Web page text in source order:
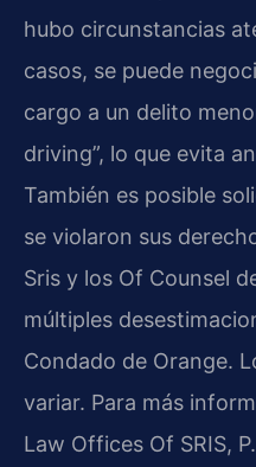
hubo circunstancias
casos, se puede
cargo a un delito
driving”, lo que evita
También es posible
se violaron sus
Sris y los Of Counsel
múltiples
Condado de Orange.
variar. Para más
Law Offices Of SRIS,